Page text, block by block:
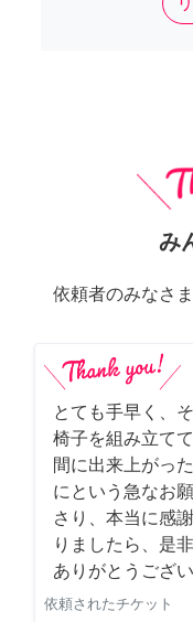
み
依頼者のみなさ
とても手早く、
椅子を組み立て
間に出来上がっ
にという急なお
さり、本当に感
りましたら、是
ありがとうござい
依頼されたチケット